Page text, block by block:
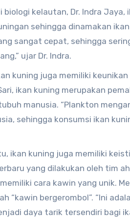
biologi kelautan, Dr. Indra
sehingga dinamakan
sangat cepat, sehingga
ujar Dr. Indra.
kuning juga memiliki
ikan kuning merupakan
manusia. “Plankton
sehingga konsumsi ikan
ikan kuning juga memiliki
yang dilakukan oleh tim
cara kawin yang unik.
“kawin bergerombol”. “Ini
daya tarik tersendiri bagi